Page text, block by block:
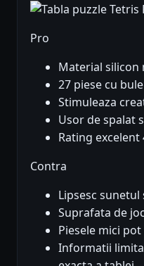
Pro
Material silicon
27 piese cu
Stimuleaza
Usor de spalat
Rating excelent
Contra
Lipsesc
Suprafata de
Piesele mici
Informatii